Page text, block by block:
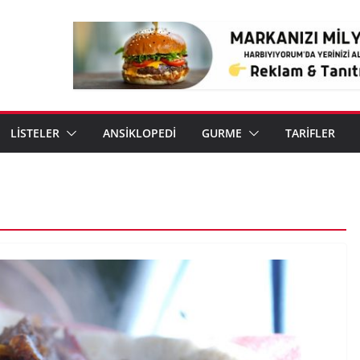
LİSTELER ANSİKLOPEDİ GURME TARİFLER